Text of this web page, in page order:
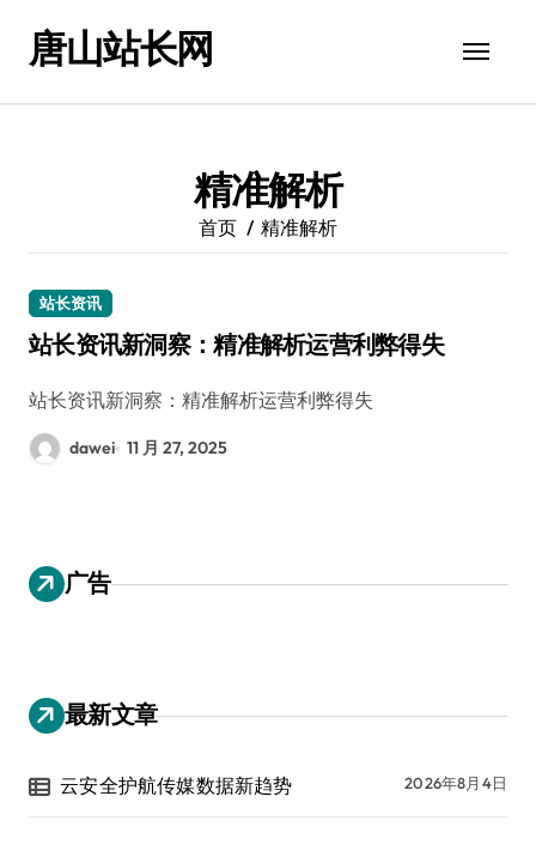
唐山站长网
精准解析
首页 精准解析
站长资讯
站长资讯新洞察：精准解析运营利弊得失
站长资讯新洞察：精准解析运营利弊得失
dawei 11 月 27, 2025
广告
最新文章
云安全护航传媒数据新趋势 2026年8月4日